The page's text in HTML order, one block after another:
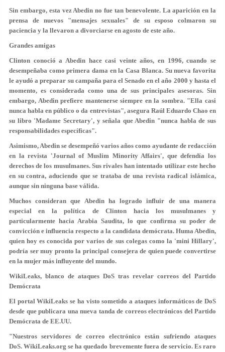
Sin embargo, esta vez Abedin no fue tan benevolente. La aparición en la
prensa de nuevos "mensajes sexuales" de su esposo colmaron su
paciencia y la llevaron a divorciarse en agosto de este año.
Grandes amigas
Clinton conoció a Abedin hace casi veinte años, en 1996, cuando se
desempeñaba como primera dama en la Casa Blanca. Su nueva favorita
le ayudó a preparar su campaña para el Senado en el año 2000 y hasta el
momento, es considerada como una de sus principales asesoras. Sin
embargo, Abedin prefiere mantenerse siempre en la sombra. "Ella casi
nunca habla en público o da entrevistas", asegura Raúl Eduardo Chao en
su libro 'Madame Secretary', y señala que Abedin "nunca habla de sus
responsabilidades específicas".
Asimismo, Abedin se desempeñó varios años como ayudante de redacción
en la revista 'Journal of Muslim Minority Affairs', que defendía los
derechos de los musulmanes. Sus rivales han intentado utilizar este hecho
en su contra, aduciendo que se trataba de una revista radical islámica,
aunque sin ninguna base válida.
Muchos consideran que Abedin ha logrado influir de una manera
especial en la política de Clinton hacia los musulmanes y
particularmente hacia Arabia Saudita, lo que confirma su poder de
convicción e influencia respecto a la candidata demócrata. Huma Abedin,
quien hoy es conocida por varios de sus colegas como la 'mini Hillary',
podría ser muy pronto la principal consejera de quien puede convertirse
en la mujer más influyente del mundo.
WikiLeaks, blanco de ataques DoS tras revelar correos del Partido
Demócrata
El portal WikiLeaks se ha visto sometido a ataques informáticos de DoS
desde que publicara una nueva tanda de correos electrónicos del Partido
Demócrata de EE.UU.
"Nuestros servidores de correo electrónico están sufriendo ataques
DoS. WikiLeaks.org se ha quedado brevemente fuera de servicio. Es raro